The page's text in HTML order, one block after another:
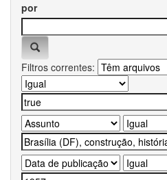
por
Filtros correntes: